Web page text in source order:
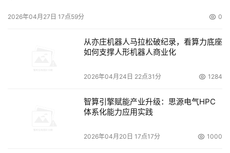
2026年04月27日 17点59分 0
从亦庄机器人马拉松破纪录，看算力底座
如何支撑人形机器人商业化
2026年04月24日 22点31分 1284
智算引擎赋能产业升级：思源电气HPC
体系化能力应用实践
2026年04月20日 17点17分 1000